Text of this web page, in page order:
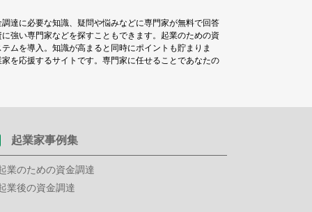
達に必要な知識、疑問や悩みなどに専門家が無料で回答
強い専門家などを探すこともできます。起業のための資
ムを導入。知識が高まると同時にポイントも貯まりま
を応援するサイトです。専門家に任せることであなたの
起業家事例集
業のための資金調達
業後の資金調達